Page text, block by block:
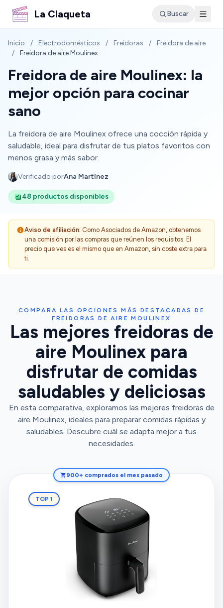
La Claqueta Buscar
Inicio / Electrodomésticos / Freidoras /
Freidora de aire
/
Freidora de aire Moulinex
Freidora de aire Moulinex: la
mejor opción para cocinar
sano
La freidora de aire Moulinex ofrece una cocción rápida y
saludable, ideal para disfrutar de tus platos favoritos con
menos grasa y más sabor.
Verificado porAna Martínez
48 productos disponibles
Aviso de afiliación: Como Asociados de Amazon, obtenemos
una comisión por las compras que reúnen los requisitos. El
precio que ves es el mismo que en Amazon, sin coste extra para
ti.
COMPARA LAS OPCIONES MÁS DESTACADAS DE
FREIDORAS DE AIRE MOULINEX
Las mejores freidoras de
aire Moulinex para
disfrutar de comidas
saludables y deliciosas
En esta comparativa, exploramos las mejores freidoras de
aire Moulinex, ideales para preparar comidas rápidas y
saludables. Descubre cuál se adapta mejor a tus
necesidades.
900+ comprados el mes pasado
TOP 1